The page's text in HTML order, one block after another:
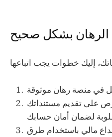
الرهان بشكل صحيح
على تقديم مستنداتك
مالي باستخدام طرق